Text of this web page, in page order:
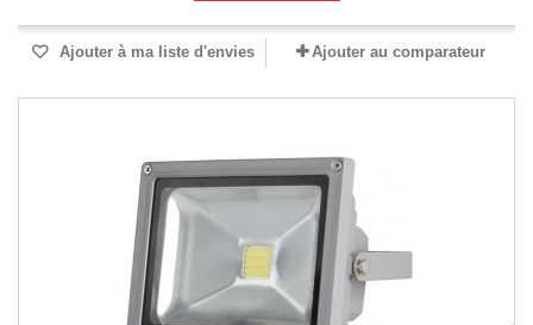
Ajouter à ma liste d'envies Ajouter au comparateur